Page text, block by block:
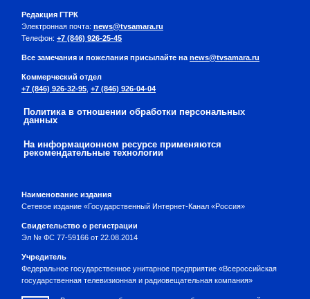
Редакция ГТРК
Электронная почта: news@tvsamara.ru
Телефон: +7 (846) 926-25-45
Все замечания и пожелания присылайте на news@tvsamara.ru
Коммерческий отдел
+7 (846) 926-32-95 +7 (846) 926-04-04
Политика в отношении обработки персональных
данных
На информационном ресурсе применяются
рекомендательные технологии
Наименование издания
Сетевое издание «Государственный Интернет-Канал «Россия»
Свидетельство о регистрации
Эл № ФС 77-59166 от 22.08.2014
Учредитель
Федеральное государственное унитарное предприятие «Всероссийская
государственная телевизионная и радиовещательная компания»